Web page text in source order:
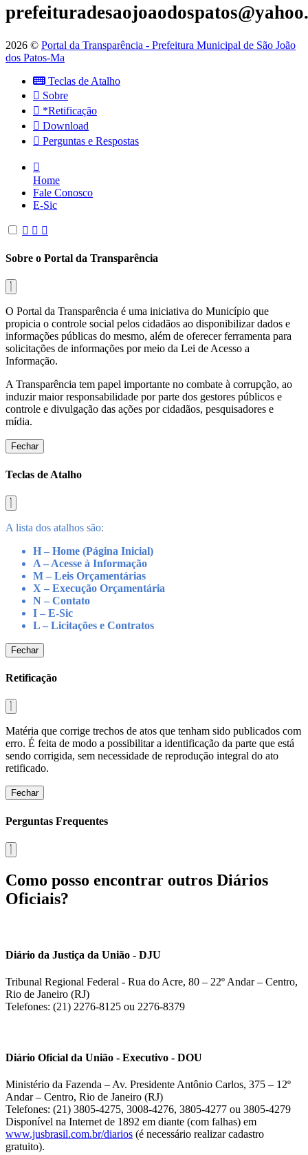
2026 © Portal da Transparência - Prefeitura Municipal de São João
dos Patos-Ma
Teclas de Atalho
Sobre
*Retificação
Download
Perguntas e Respostas
Home
Fale Conosco
E-Sic
Sobre o Portal da Transparência
O Portal da Transparência é uma iniciativa do Município que
propicia o controle social pelos cidadãos ao disponibilizar dados e
informações públicas do mesmo, além de oferecer ferramenta para
solicitações de informações por meio da Lei de Acesso a
Informação.
A Transparência tem papel importante no combate à corrupção, ao
induzir maior responsabilidade por parte dos gestores públicos e
controle e divulgação das ações por cidadãos, pesquisadores e
mídia.
Fechar
Teclas de Atalho
A lista dos atalhos são:
H – Home (Página Inicial)
A – Acesse à Informação
M – Leis Orçamentárias
X – Execução Orçamentária
N – Contato
I – E-Sic
L – Licitações e Contratos
Fechar
Retificação
Matéria que corrige trechos de atos que tenham sido publicados com
erro. É feita de modo a possibilitar a identificação da parte que está
sendo corrigida, sem necessidade de reprodução integral do ato
retificado.
Fechar
Perguntas Frequentes
Como posso encontrar outros Diários
Oficiais?
Diário da Justiça da União - DJU
Tribunal Regional Federal - Rua do Acre, 80 – 22º Andar – Centro,
Rio de Janeiro (RJ)
Telefones: (21) 2276-8125 ou 2276-8379
Diário Oficial da União - Executivo - DOU
Ministério da Fazenda – Av. Presidente Antônio Carlos, 375 – 12º
Andar – Centro, Rio de Janeiro (RJ)
Telefones: (21) 3805-4275, 3008-4276, 3805-4277 ou 3805-4279
Disponível na Internet de 1892 em diante (com falhas) em
www.jusbrasil.com.br/diarios (é necessário realizar cadastro
gratuito).